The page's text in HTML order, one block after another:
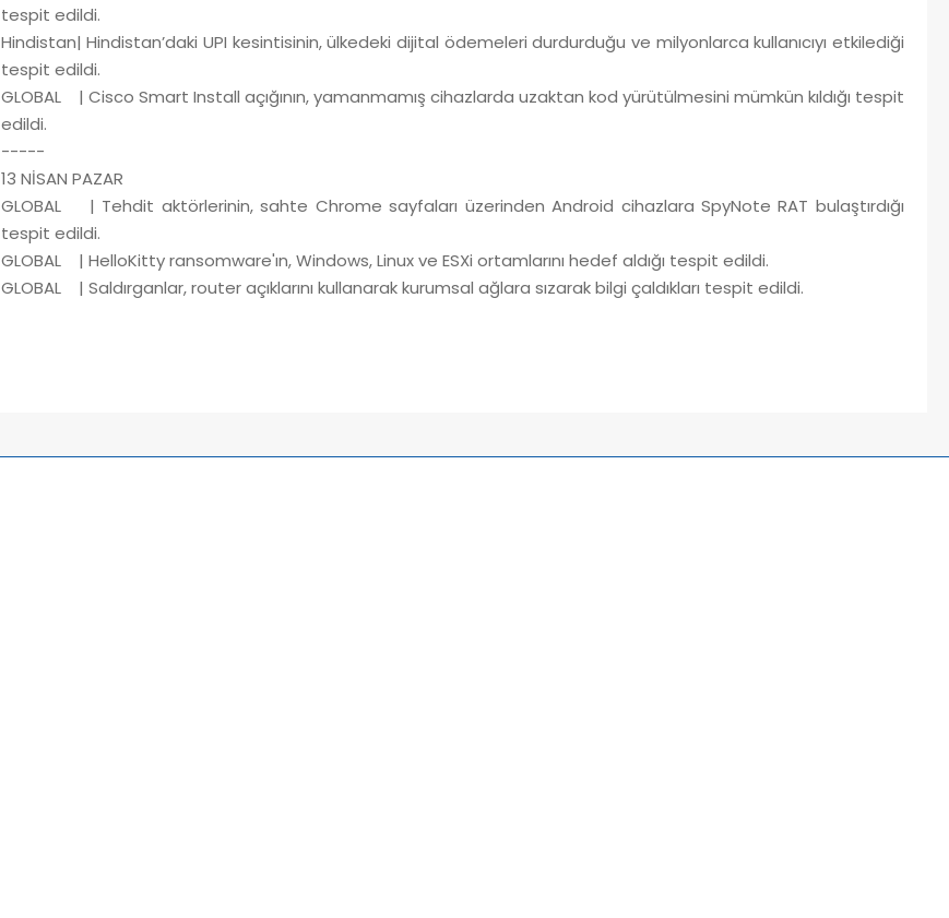
tespit edildi.
Hindistan| Hindistan’daki UPI kesintisinin, ülkedeki dijital ödemeleri durdurduğu ve milyonlarca kullanıcıyı etkilediği
tespit edildi.
GLOBAL | Cisco Smart Install açığının, yamanmamış cihazlarda uzaktan kod yürütülmesini mümkün kıldığı tespit
edildi.
-----
13 NİSAN PAZAR
GLOBAL | Tehdit aktörlerinin, sahte Chrome sayfaları üzerinden Android cihazlara SpyNote RAT bulaştırdığı
tespit edildi.
GLOBAL | HelloKitty ransomware'ın, Windows, Linux ve ESXi ortamlarını hedef aldığı tespit edildi.
GLOBAL | Saldırganlar, router açıklarını kullanarak kurumsal ağlara sızarak bilgi çaldıkları tespit edildi.